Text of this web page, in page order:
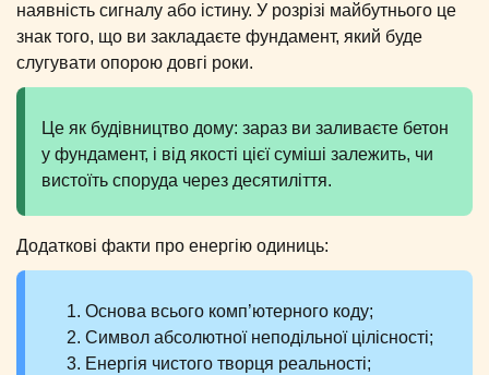
наявність сигналу або істину. У розрізі майбутнього це
знак того, що ви закладаєте фундамент, який буде
слугувати опорою довгі роки.
Це як будівництво дому: зараз ви заливаєте бетон
у фундамент, і від якості цієї суміші залежить, чи
вистоїть споруда через десятиліття.
Додаткові факти про енергію одиниць:
Основа всього комп’ютерного коду;
Символ абсолютної неподільної цілісності;
Енергія чистого творця реальності;